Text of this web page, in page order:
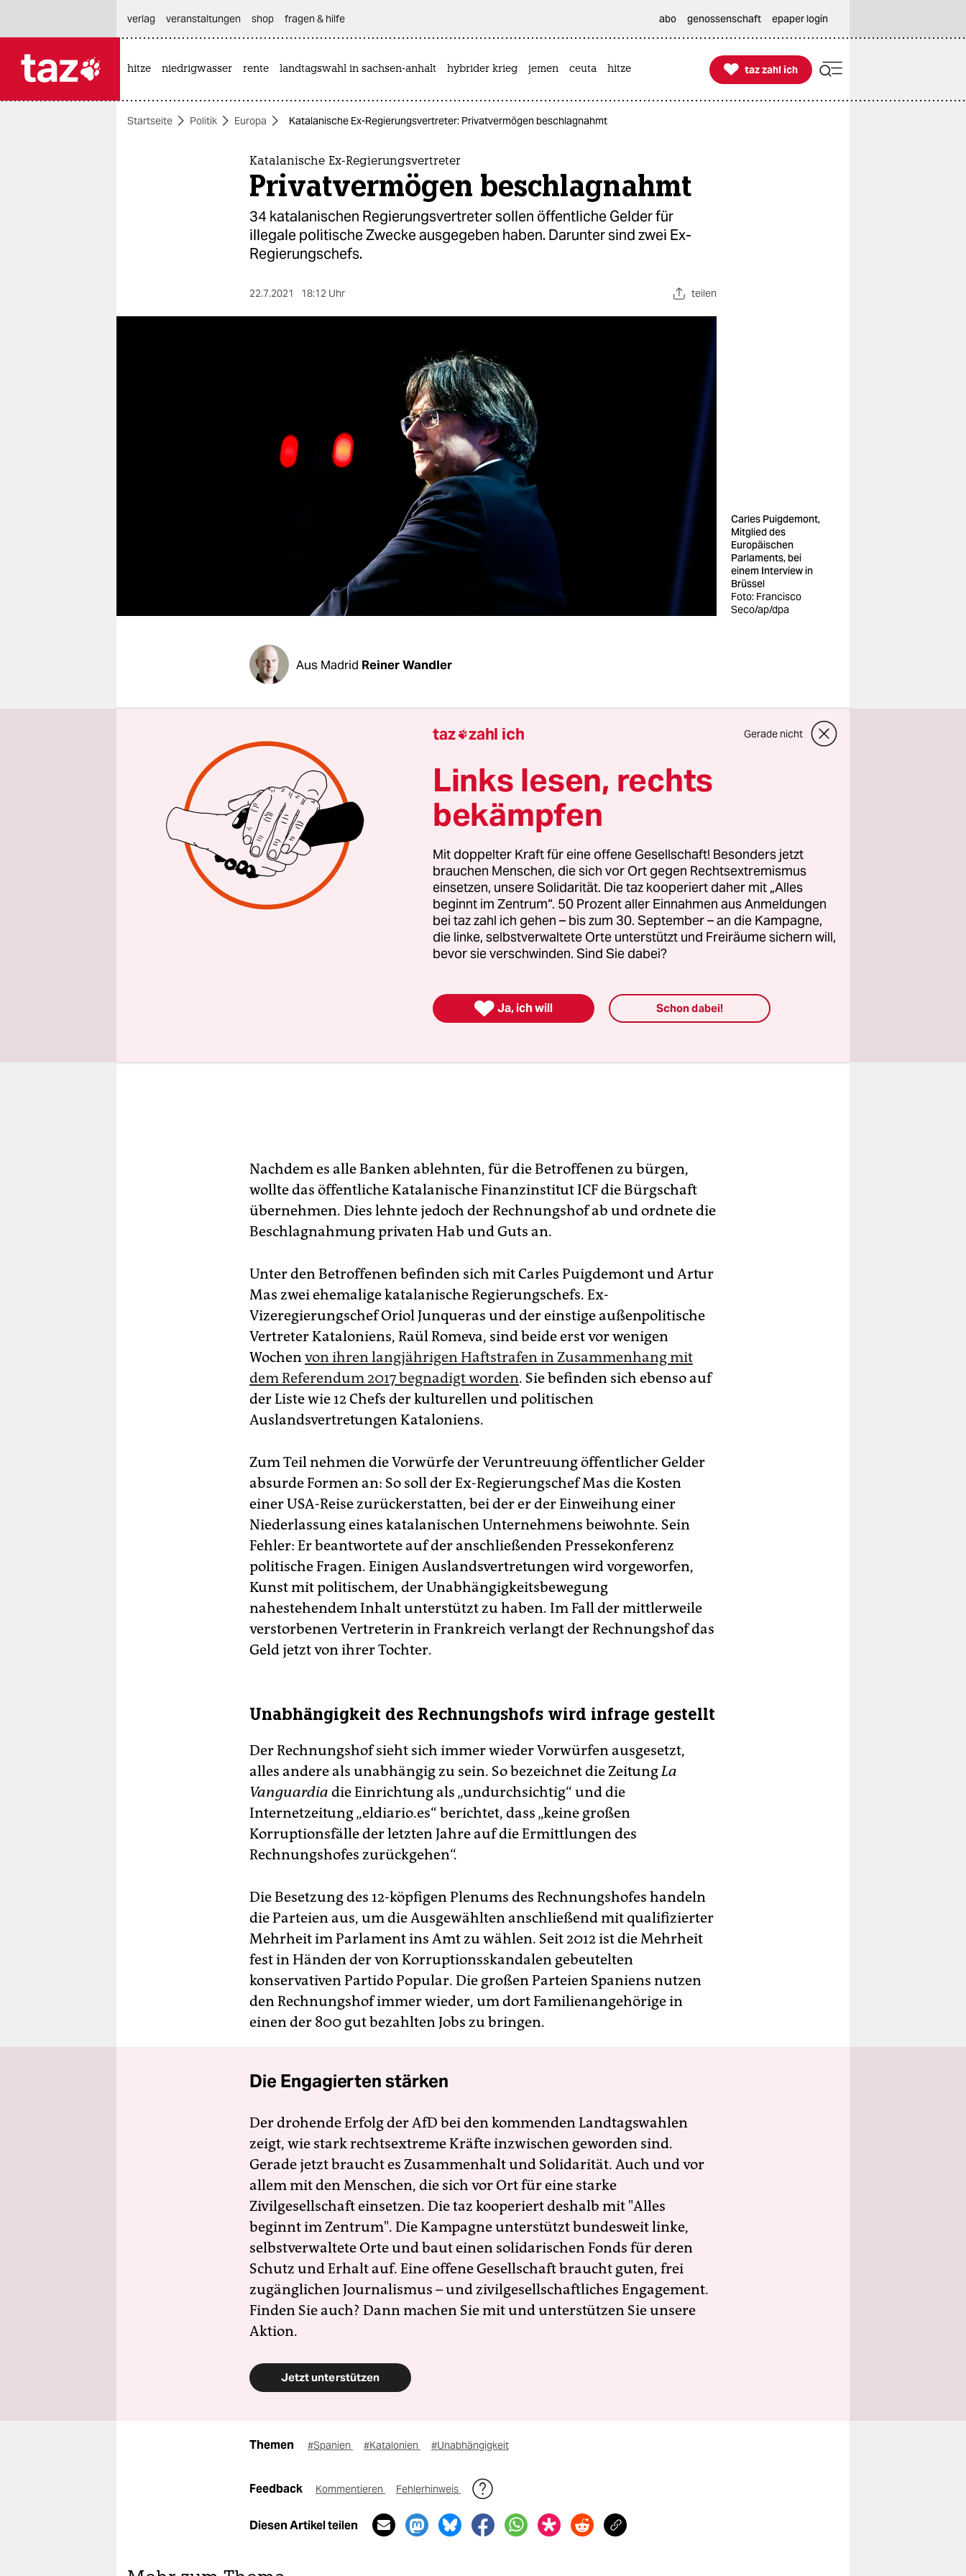
themen
genossenschaft
verlag
veranstaltungen shop fragen & hilfe abo genossenschaft epaper login
hitze niedrigwasser rente landtagswahl in sachsen-anhalt hybrider krieg jemen ceuta hitze 
taz zahl ich
taz zahl ich
Startseite Politik Europa Katalanische Ex-Regierungsvertreter: Privatvermögen beschlagnahmt
Katalanische Ex-Regierungsvertreter
Privatvermögen beschlagnahmt
34 katalanischen Regierungsvertreter sollen öffentliche Gelder für
illegale politische Zwecke ausgegeben haben. Darunter sind zwei Ex-
Regierungschefs.
22.7.2021 18:12 Uhr teilen
Carles Puigdemont,
Mitglied des
Europäischen
Parlaments, bei
einem Interview in
Brüssel
Foto: Francisco
Seco/ap/dpa
Aus Madrid Reiner Wandler
Der spanische Rechnungshof hat am Donnerstag mit der
Beschlagnahmung des Privatvermögens von 34 ehemaligen
hochrangigen Vertretern und Beamten der katalanischen Regierung
begonnen. Sie müssen insgesamt eine Kaution von 5,4 Millionen Euro
aufbringen. Ihnen wird vorgeworfen, öffentliche Gelder für nicht
legale politische Zwecke ausgegeben zu haben, in dem sie im Ausland
für die Unabhängigkeit Kataloniens und das verbotene
Unabhängigkeitsreferendum 2017 geworben haben sollen.
Nachdem es alle Banken ablehnten, für die Betroffenen zu bürgen,
wollte das öffentliche Katalanische Finanzinstitut ICF die Bürgschaft
übernehmen. Dies lehnte jedoch der Rechnungshof ab und ordnete die
Beschlagnahmung privaten Hab und Guts an.
Unter den Betroffenen befinden sich mit Carles Puigdemont und Artur
Mas zwei ehemalige katalanische Regierungschefs. Ex-
Vizeregierungschef Oriol Junqueras und der einstige außenpolitische
Vertreter Kataloniens, Raül Romeva, sind beide erst vor wenigen
Wochenvon ihren langjährigen Haftstrafen in Zusammenhang mit
dem Referendum 2017 begnadigt worden. Sie befinden sich ebenso auf
der Liste wie 12 Chefs der kulturellen und politischen
Auslandsvertretungen Kataloniens.
Zum Teil nehmen die Vorwürfe der Veruntreuung öffentlicher Gelder
absurde Formen an: So soll der Ex-Regierungschef Mas die Kosten
einer USA-Reise zurückerstatten, bei der er der Einweihung einer
Niederlassung eines katalanischen Unternehmens beiwohnte. Sein
Fehler: Er beantwortete auf der anschließenden Pressekonferenz
politische Fragen. Einigen Auslandsvertretungen wird vorgeworfen,
Kunst mit politischem, der Unabhängigkeitsbewegung
nahestehendem Inhalt unterstützt zu haben. Im Fall der mittlerweile
verstorbenen Vertreterin in Frankreich verlangt der Rechnungshof das
Geld jetzt von ihrer Tochter.
Unabhängigkeit des Rechnungshofs wird infrage gestellt
Der Rechnungshof sieht sich immer wieder Vorwürfen ausgesetzt,
alles andere als unabhängig zu sein. So bezeichnet die ZeitungLa
Vanguardia die Einrichtung als „undurchsichtig“ und die
Internetzeitung „eldiario.es“ berichtet, dass „keine großen
Korruptionsfälle der letzten Jahre auf die Ermittlungen des
Rechnungshofes zurückgehen“.
Die Besetzung des 12-köpfigen Plenums des Rechnungshofes handeln
die Parteien aus, um die Ausgewählten anschließend mit qualifizierter
Mehrheit im Parlament ins Amt zu wählen. Seit 2012 ist die Mehrheit
fest in Händen der von Korruptionsskandalen gebeutelten
konservativen Partido Popular. Die großen Parteien Spaniens nutzen
den Rechnungshof immer wieder, um dort Familienangehörige in
einen der 800 gut bezahlten Jobs zu bringen.
Die Engagierten stärken
Der drohende Erfolg der AfD bei den kommenden Landtagswahlen
zeigt, wie stark rechtsextreme Kräfte inzwischen geworden sind.
Gerade jetzt braucht es Zusammenhalt und Solidarität. Auch und vor
allem mit den Menschen, die sich vor Ort für eine starke
Zivilgesellschaft einsetzen. Die taz kooperiert deshalb mit "Alles
beginnt im Zentrum". Die Kampagne unterstützt bundesweit linke,
selbstverwaltete Orte und baut einen solidarischen Fonds für deren
Schutz und Erhalt auf. Eine offene Gesellschaft braucht guten, frei
zugänglichen Journalismus – und zivilgesellschaftliches Engagement.
Finden Sie auch? Dann machen Sie mit und unterstützen Sie unsere
Aktion.
Jetzt unterstützen
Themen #Spanien #Katalonien #Unabhängigkeit
Feedback Kommentieren Fehlerhinweis
Diesen Artikel teilen
taz zahl ich Gerade nicht
Links lesen, rechts
bekämpfen
Mit doppelter Kraft für eine offene Gesellschaft! Besonders jetzt
brauchen Menschen, die sich vor Ort gegen Rechtsextremismus
einsetzen, unsere Solidarität. Die taz kooperiert daher mit „Alles
beginnt im Zentrum“. 50 Prozent aller Einnahmen aus Anmeldungen
bei taz zahl ich gehen – bis zum 30. September – an die Kampagne,
die linke, selbstverwaltete Orte unterstützt und Freiräume sichern will,
bevor sie verschwinden. Sind Sie dabei?
 Ja, ich will Schon dabei!